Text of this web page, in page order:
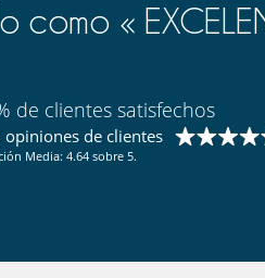
como «
de clientes satisfechos
opiniones de clientes
Media: 4.64 sobre 5.